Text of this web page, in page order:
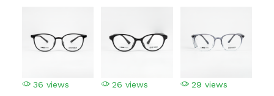
36 views
26 views
29 views